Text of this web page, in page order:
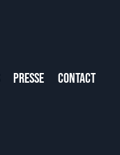
Presse
Contact